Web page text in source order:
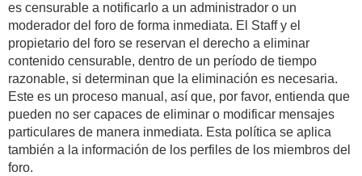
es censurable a notificarlo a un administrador o un
moderador del foro de forma inmediata. El Staff y el
propietario del foro se reservan el derecho a eliminar
contenido censurable, dentro de un período de tiempo
razonable, si determinan que la eliminación es necesaria.
Este es un proceso manual, así que, por favor, entienda que
pueden no ser capaces de eliminar o modificar mensajes
particulares de manera inmediata. Esta política se aplica
también a la información de los perfiles de los miembros del
foro.